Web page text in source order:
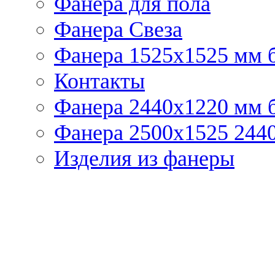
Фанера Свеза
Фанера 1525x1525 мм
Контакты
Фанера 2440x1220 мм
Фанера 2500x1525
Изделия из фанеры